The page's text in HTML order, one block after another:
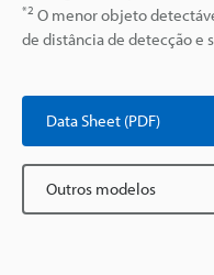
*2 O menor objeto
de distância de detecção e
Data Sheet (PDF)
Outros modelos